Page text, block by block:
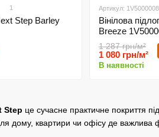
Step це сучасне практичне покриття
дому, квартири чи офісу де важлива
1
Step Barley
Артикул: 1V5000008
Вінілова
Breeze
1 287 грн/м²
1 080 грн/м²
В наявності